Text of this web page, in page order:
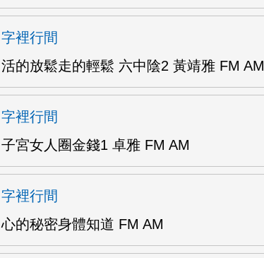
字裡行間
活的放鬆走的輕鬆 六中陰2 黃靖雅 FM AM
字裡行間
子宮女人圈金錢1 卓雅 FM AM
字裡行間
心的秘密身體知道 FM AM